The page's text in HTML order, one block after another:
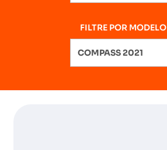
FILTRE POR MODELO
COMPASS 2021